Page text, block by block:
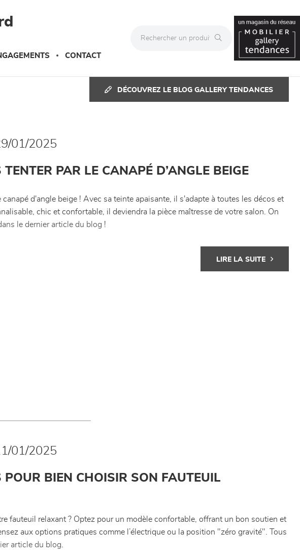
CONTACT
DÉCOUVREZ LE BLOG GALLERY TENDANCES
01/2025
PAR LE CANAPÉ D’ANGLE BEIGE
canapé d'angle beige ! Avec sa teinte apaisante, il s'adapte à toutes les décos et
chic et confortable, il deviendra la pièce maîtresse de votre salon. On
le dernier article du blog !
LIRE LA SUITE
01/2025
POUR BIEN CHOISIR SON FAUTEUIL
fauteuil relaxant ? Optez pour un modèle confortable, offrant un bon soutien et
aux options pratiques comme l’électrique ou la position "zéro gravité". Tous
article du blog